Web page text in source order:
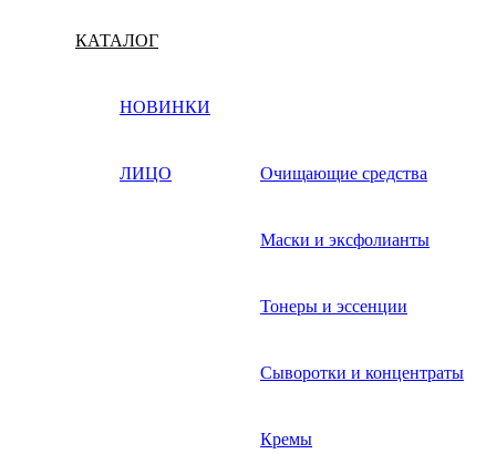
КАТАЛОГ
НОВИНКИ
ЛИЦО Очищающие средства
Маски и эксфолианты
Тонеры и эссенции
Сыворотки и концентраты
Кремы